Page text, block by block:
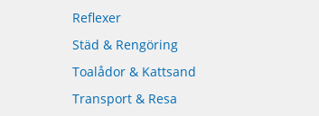
Reflexer
Städ & Rengöring
Toalådor & Kattsand
Transport & Resa